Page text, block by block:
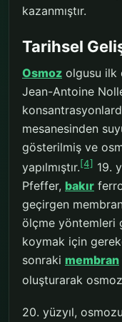
kazanmıştır.
Tarihsel
Osmoz olgusu ilk
Jean-Antoine
mesanesinden
gösterilmiş ve
yapılmıştır.[4] 19.
Pfeffer, bakır
geçirgen
ölçme yöntemleri
koymak için
sonraki membran
oluşturarak osmoz
20. yüzyıl,